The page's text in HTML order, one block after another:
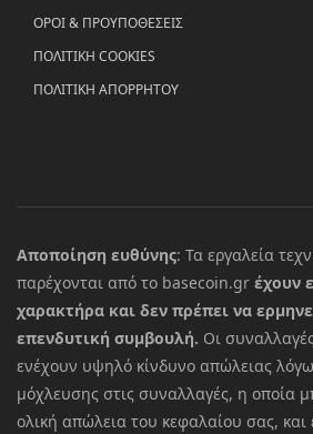
ΟΡΟΙ & ΠΡΟΥΠΟΘΕΣΕΙΣ
ΠΟΛΙΤΙΚΗ COOKIES
ΠΟΛΙΤΙΚΗ ΑΠΟΡΡΗΤΟΥ
Αποποίηση ευθύνης: Τα εργαλεία
παρέχονται από το basecoin.gr έχουν
χαρακτήρα και δεν πρέπει να
επενδυτική συμβουλή. Οι
ενέχουν υψηλό κίνδυνο απώλειας
μόχλευσης στις συναλλαγές, η οποία
ολική απώλεια του κεφαλαίου σας, και